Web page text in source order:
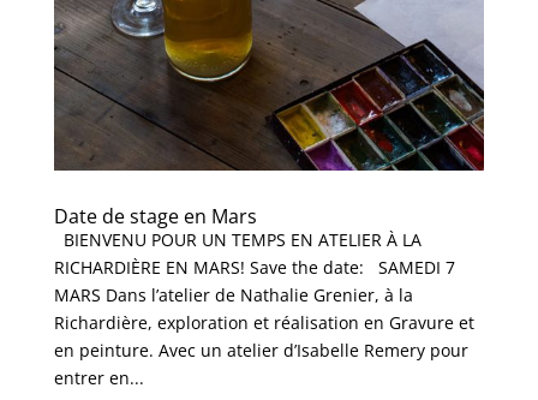
Date de stage en Mars
BIENVENU POUR UN TEMPS EN ATELIER À LA
RICHARDIÈRE EN MARS! Save the date: SAMEDI 7
MARS Dans l’atelier de Nathalie Grenier, à la
Richardière, exploration et réalisation en Gravure et
en peinture. Avec un atelier d’Isabelle Remery pour
entrer en...